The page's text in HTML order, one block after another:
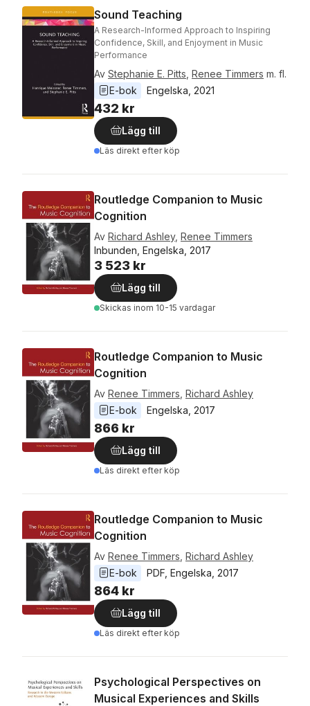
Sound Teaching
A Research-Informed Approach to Inspiring
Confidence, Skill, and Enjoyment in Music
Performance
Av Stephanie E. Pitts Renee Timmers m. fl.
E-bok
Engelska 2021
432 kr
Lägg till
Läs direkt efter köp
Routledge Companion to Music
Cognition
Av Richard Ashley, Renee Timmers
Inbunden, Engelska, 2017
3 523 kr
Lägg till
Skickas inom 10-15 vardagar
Routledge Companion to Music
Cognition
Av Renee Timmers Richard Ashley
E-bok
Engelska 2017
866 kr
Lägg till
Läs direkt efter köp
Routledge Companion to Music
Cognition
Av Renee Timmers Richard Ashley
E-bok
PDF Engelska 2017
864 kr
Lägg till
Läs direkt efter köp
Psychological Perspectives on
Musical Experiences and Skills